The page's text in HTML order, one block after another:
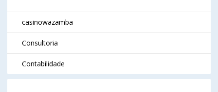
casinowazamba
Consultoria
Contabilidade